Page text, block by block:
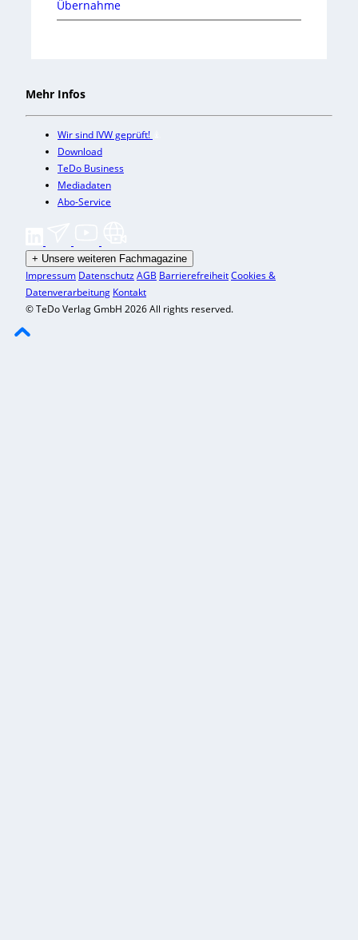
Übernahme
Mehr Infos
Wir sind IVW geprüft!
Download
TeDo Business
Mediadaten
Abo-Service
+ Unsere weiteren Fachmagazine
Impressum DatenschutzAGB BarrierefreiheitCookies &
Datenverarbeitung Kontakt
© TeDo Verlag GmbH 2026 All rights reserved.